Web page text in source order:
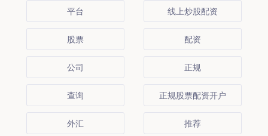
平台 线上炒股配资
股票 配资
公司 正规
查询 正规股票配资开户
外汇 推荐